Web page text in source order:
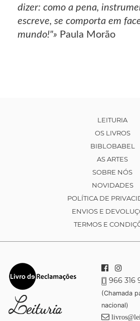
dizer: como a pena,
escreve, se comporta em
mundo!"» Paula Morão
LEITURIA
OS LIVROS
BIBLOBABEL
AS ARTES
SOBRE NÓS
NOVIDADES
POLÍTICA DE
ENVIOS E
TERMOS E
966 316
(Chamada
nacional)